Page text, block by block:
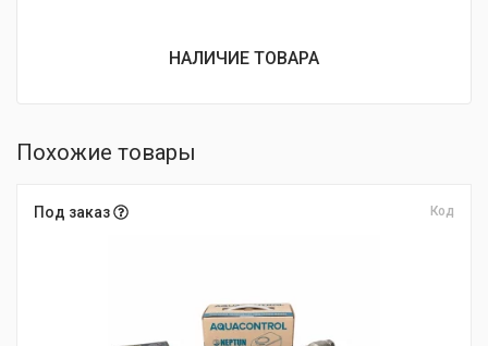
НАЛИЧИЕ ТОВАРА
Похожие товары
Под заказ Код